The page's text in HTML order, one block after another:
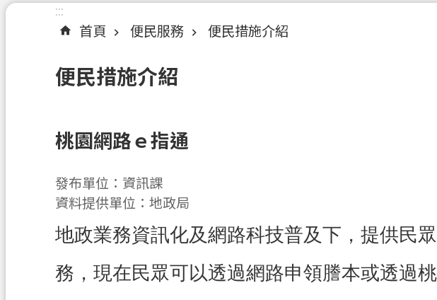
:::
首頁
便民服務 便民措施介紹
便民措施介紹
桃園網路ｅ指通
發布單位：資訊課
資料提供單位：地政局
地政業務資訊化及網路科技普及下，提供民
務，現在民眾可以透過網路申領謄本或透過